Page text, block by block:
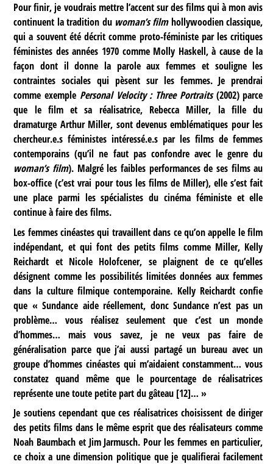
Pour finir, je voudrais mettre l’accent sur des films qui à mon avis
continuent la tradition du woman’s filmhollywoodien classique,
qui a souvent été décrit comme proto-féministe par les critiques
féministes des années 1970 comme Molly Haskell, à cause de la
façon dont il donne la parole aux femmes et souligne les
contraintes sociales qui pèsent sur les femmes. Je prendrai
comme exemple Personal Velocity : Three Portraits(2002) parce
que le film et sa réalisatrice, Rebecca Miller, la fille du
dramaturge Arthur Miller, sont devenus emblématiques pour les
chercheur.e.s féministes intéressé.e.s par les films de femmes
contemporains (qu’il ne faut pas confondre avec le genre du
woman’s film). Malgré les faibles performances de ses films au
box-office (c’est vrai pour tous les films de Miller), elle s’est fait
une place parmi les spécialistes du cinéma féministe et elle
continue à faire des films.
Les femmes cinéastes qui travaillent dans ce qu’on appelle le film
indépendant, et qui font des petits films comme Miller, Kelly
Reichardt et Nicole Holofcener, se plaignent de ce qu’elles
désignent comme les possibilités limitées données aux femmes
dans la culture filmique contemporaine. Kelly Reichardt confie
que « Sundance aide réellement, donc Sundance n’est pas un
problème… vous réalisez seulement que c’est un monde
d’hommes… mais vous savez, je ne veux pas faire de
généralisation parce que j’ai aussi partagé un bureau avec un
groupe d’hommes cinéastes qui m’aidaient constamment… vous
constatez quand même que le pourcentage de réalisatrices
représente une toute petite part du gâteau [12]… »
Je soutiens cependant que ces réalisatrices choisissent de diriger
des petits films dans le même esprit que des réalisateurs comme
Noah Baumbach et Jim Jarmusch. Pour les femmes en particulier,
ce choix a une dimension politique que je qualifierai facilement